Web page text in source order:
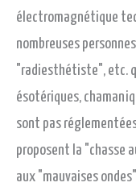
électromagnétique
nombreuses
"radiesthétiste", etc.
ésotériques,
sont pas
proposent la "chasse
aux "mauvaises